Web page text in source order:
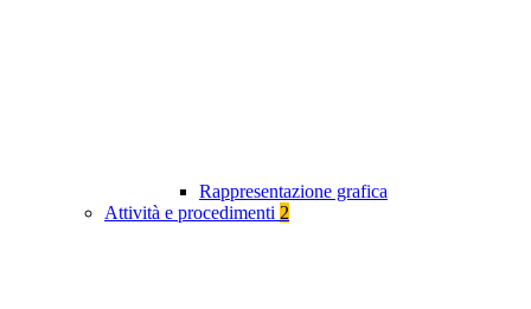
Rappresentazione grafica
Attività e procedimenti 2